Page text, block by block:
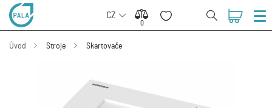
CZ
0
0
Úvod Stroje Skartovače